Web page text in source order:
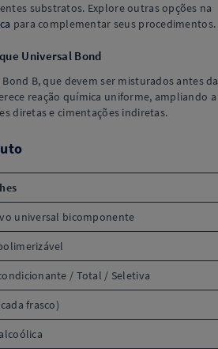
substratos. Explore outras opções na
para complementar seus procedimentos.
Universal Bond
B, que devem ser misturados antes da
reação química uniforme, ampliando a
diretas e cimentações indiretas.
universal bicomponente
/ Total / Seletiva
frasco)